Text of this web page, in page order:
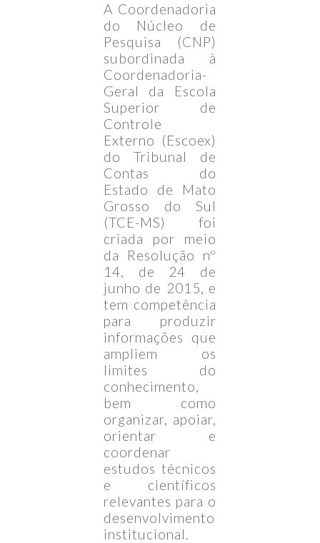
A Coordenadoria
do Núcleo de
Pesquisa (CNP)
subordinada à
Coordenadoria-
Geral da Escola
Superior de
Controle
Externo (Escoex)
do Tribunal de
Contas do
Estado de Mato
Grosso do Sul
(TCE-MS) foi
criada por meio
da Resolução nº
14, de 24 de
junho de 2015, e
tem competência
para produzir
informações que
ampliem os
limites do
conhecimento,
bem como
organizar, apoiar,
orientar e
coordenar
estudos técnicos
e científicos
relevantes para o
desenvolvimento
institucional.